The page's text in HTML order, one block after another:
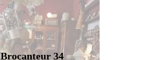
Brocanteur 34